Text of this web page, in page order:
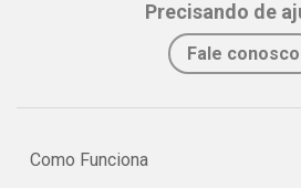
Precisando de
Fale conosco
Como Funciona